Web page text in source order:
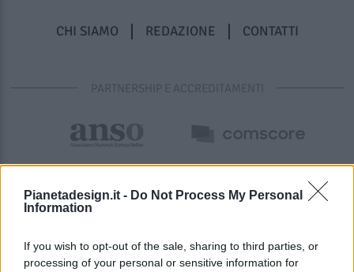
Pianetadesign.it - Do Not Process My Personal
Information
If you wish to opt-out of the sale, sharing to third parties, or
processing of your personal or sensitive information for
CHI SIAMO REDAZIONE CONTATTI
PARTNERSHIP E ACCREDITAMENTI